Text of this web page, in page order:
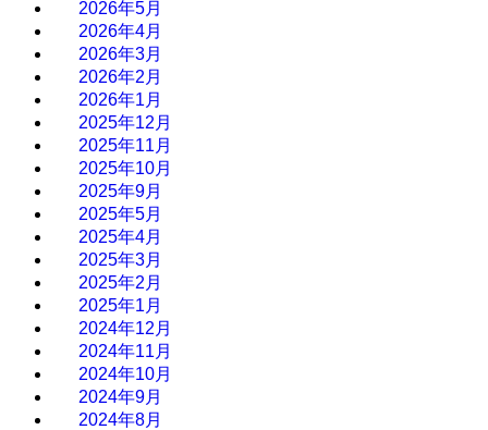
2026年5月
2026年4月
2026年3月
2026年2月
2026年1月
2025年12月
2025年11月
2025年10月
2025年9月
2025年5月
2025年4月
2025年3月
2025年2月
2025年1月
2024年12月
2024年11月
2024年10月
2024年9月
2024年8月